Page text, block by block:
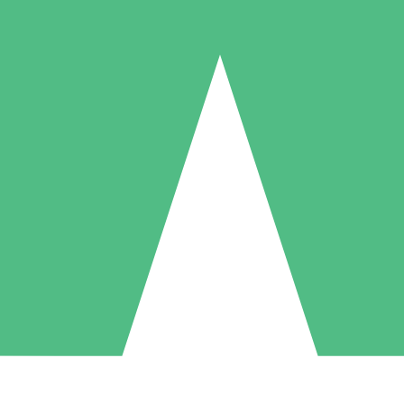
Individuella Kreditpaket
per användning med nedladdningskrediter. Inget månatligt åtagande
5 Nedladdningar
US$